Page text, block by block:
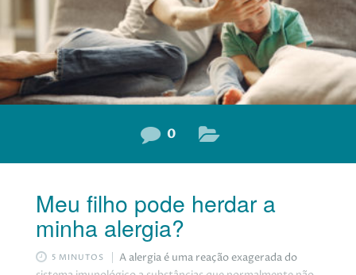
0
Meu filho pode herdar a
minha alergia?
5 MINUTOS
A alergia é uma reação exagerada do